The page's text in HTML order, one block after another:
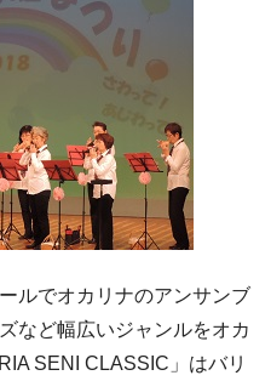
ルでオカリナのアンサンブ
など幅広いジャンルをオカ
SENI CLASSIC」はバリ